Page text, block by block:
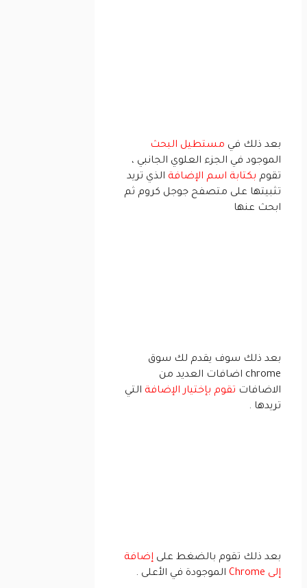
بعد ذلك في مستطيل البحث
الموجود في الجزء العلوي الجانبي ،
تقوم بكتابة اسم الإضافة الذي تريد
تثبيتها على متصفح جوجل كروم ثم
ابحث عنها
بعد ذلك سوف يقدم لك سوق
chrome اضافات العديد من
الاضافات تقوم بإختيار الإضافة التي
تريدها .
بعد ذلك تقوم بالضغط على إضافة
إلى Chrome
الموجودة في الأعلى .